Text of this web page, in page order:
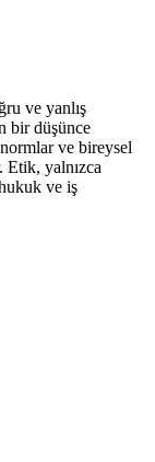
ve yanlış
bir düşünce
ve bireysel
Etik, yalnızca
ve iş